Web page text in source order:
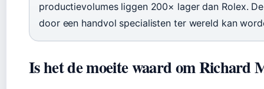
productievolumes liggen 200× lager dan Rolex.
door een handvol specialisten ter wereld kan
Is het de moeite waard om Richard